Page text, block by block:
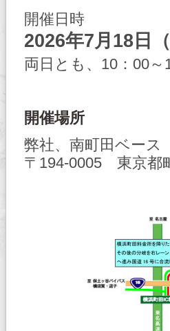
開催日時
2026年7月
両日とも、10：00
開催場所
弊社、南町田ベース
〒194-0005 東京都